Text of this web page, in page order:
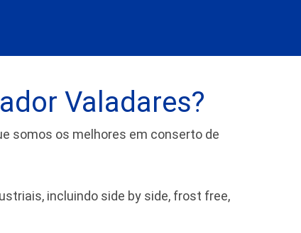
Valadares?
somos os melhores em conserto de
incluindo side by side, frost free,